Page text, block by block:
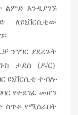
ልምድ እንዲያገኙ
ለዩኒቨርሲቲው
ንግግር ያደረጉት
ታደሰ (ዶ/ር)
ዩኒቨርሲቲ ተብሎ
የተደገፈ መሆን
ስጥቶ የሚሰራበት